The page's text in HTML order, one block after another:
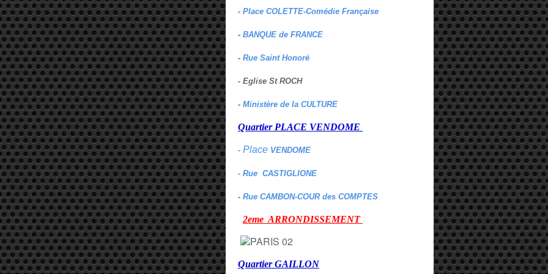
- Place COLETTE-Comédie Française
- BANQUE de FRANCE
- Rue Saint Honoré
- Eglise St ROCH
- Ministère de la CULTURE
Quartier PLACE VENDOME
- Place VENDOME
- Rue CASTIGLIONE
- Rue CAMBON-COUR des COMPTES
2eme ARRONDISSEMENT :
Quartier GAILLON